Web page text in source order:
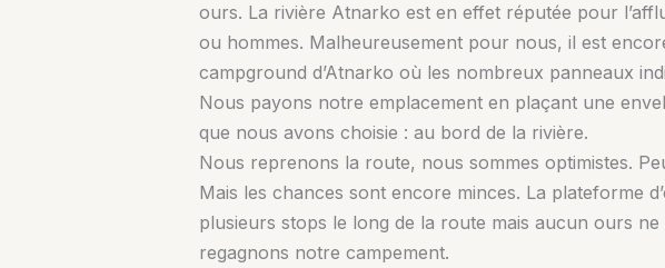
ours. La rivière Atnarko est en effet réputée pour
ou hommes. Malheureusement pour nous, il est
campground d’Atnarko où les nombreux panneaux
Nous payons notre emplacement en plaçant une
que nous avons choisie : au bord de la rivière.
Nous reprenons la route, nous sommes optimistes.
Mais les chances sont encore minces. La plateforme
plusieurs stops le long de la route mais aucun ours
regagnons notre campement.